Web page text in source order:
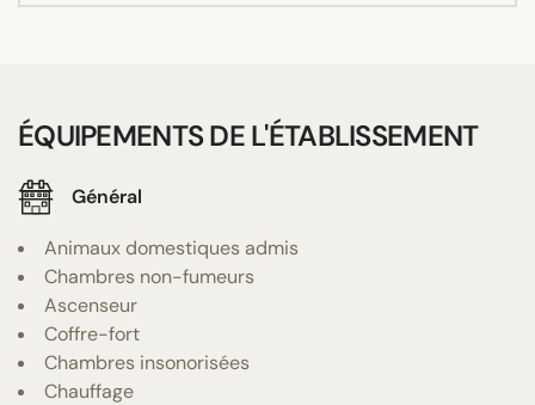
ÉQUIPEMENTS DE L'ÉTABLISSEMENT
Général
Animaux domestiques admis
Chambres non-fumeurs
Ascenseur
Coffre-fort
Chambres insonorisées
Chauffage